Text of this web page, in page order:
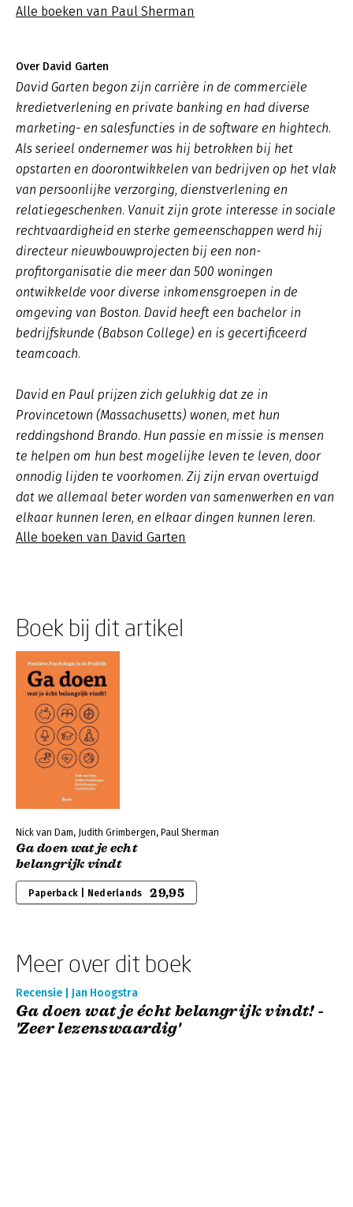
Alle boeken van Paul Sherman
Over David Garten
David Garten begon zijn carrière in de commerciële
kredietverlening en private banking en had diverse
marketing- en salesfuncties in de software en hightech.
Als serieel ondernemer was hij betrokken bij het
opstarten en doorontwikkelen van bedrijven op het vlak
van persoonlijke verzorging, dienstverlening en
relatiegeschenken. Vanuit zijn grote interesse in sociale
rechtvaardigheid en sterke gemeenschappen werd hij
directeur nieuwbouwprojecten bij een non-
profitorganisatie die meer dan 500 woningen
ontwikkelde voor diverse inkomensgroepen in de
omgeving van Boston. David heeft een bachelor in
bedrijfskunde (Babson College) en is gecertificeerd
teamcoach.
David en Paul prijzen zich gelukkig dat ze in
Provincetown (Massachusetts) wonen, met hun
reddingshond Brando. Hun passie en missie is mensen
te helpen om hun best mogelijke leven te leven, door
onnodig lijden te voorkomen. Zij zijn ervan overtuigd
dat we allemaal beter worden van samenwerken en van
elkaar kunnen leren, en elkaar dingen kunnen leren.
Alle boeken van David Garten
Boek bij dit artikel
Nick van Dam, Judith Grimbergen, Paul Sherman
Ga doen wat je echt
belangrijk vindt
Paperback | Nederlands 29,95
Meer over dit boek
Recensie | Jan Hoogstra
Ga doen wat je écht belangrijk vindt! -
'Zeer lezenswaardig'